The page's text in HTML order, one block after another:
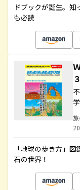
ドブックが誕生。
も必読
「地球の歩き方」
石の世界！